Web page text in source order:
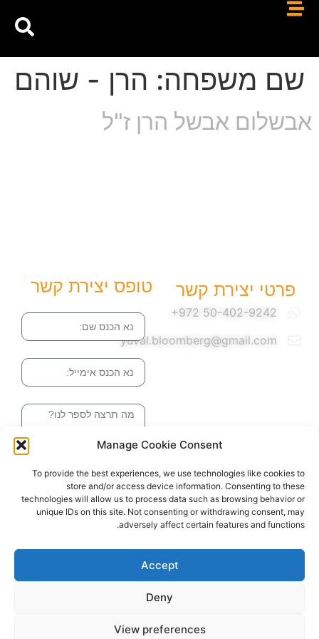
Manage Cookie Consent
To provide the best experiences, we use technologies like cookies to
store and/or access device information. Consenting to these
technologies will allow us to process data such as browsing behavior or
unique IDs on this site. Not consenting or withdrawing consent, may
adversely affect certain features and functions.
Accept
Deny
View preferences
שם משפחה: הרן - שוהם
אבשלום אבשל הרן ז"ל
פרטי יצירת קשר
yuval.bloomberg@gmail.com
טופס יצירת קשר
שליחה והטופס
בדרך אלינו
האתר עוצב ונבנה ע"י סטודיו מומנטום